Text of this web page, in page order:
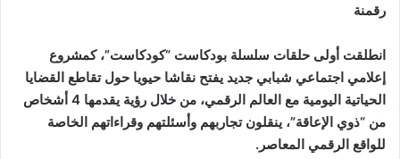
رقمنة
انطلقت أولى حلقات سلسلة بودكاست “كودكاست”، كمشروع
إعلامي اجتماعي شبابي جديد يفتح نقاشا حيويا حول تقاطع القضايا
الحياتية اليومية مع العالم الرقمي، من خلال رؤية يقدمها 4 أشخاص
من “ذوي الإعاقة”، ينقلون تجاربهم وأسئلتهم وقراءاتهم الخاصة
للواقع الرقمي المعاصر.